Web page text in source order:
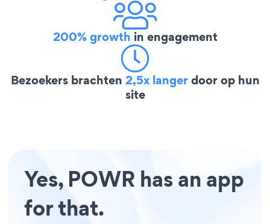
200% growth in engagement
Bezoekers brachten 2,5x langerdoor op hun
site
Yes, POWR has an app
for that.